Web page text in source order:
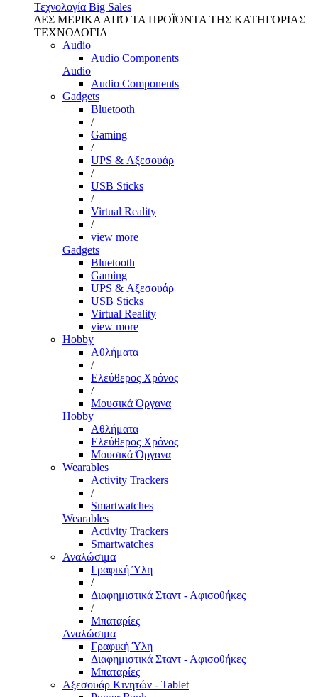
Τεχνολογία Big Sales
ΔΕΣ ΜΕΡΙΚΑ ΑΠΌ ΤΑ ΠΡΟΪΌΝΤΑ ΤΗΣ ΚΑΤΗΓΟΡΙΑΣ
ΤΕΧΝΟΛΟΓΙΑ
Audio
Audio Components
Audio
Audio Components
Gadgets
Bluetooth
/
Gaming
/
UPS & Αξεσουάρ
/
USB Sticks
/
Virtual Reality
/
view more
Gadgets
Bluetooth
Gaming
UPS & Αξεσουάρ
USB Sticks
Virtual Reality
view more
Hobby
Αθλήματα
/
Ελεύθερος Χρόνος
/
Μουσικά Όργανα
Hobby
Αθλήματα
Ελεύθερος Χρόνος
Μουσικά Όργανα
Wearables
Activity Trackers
/
Smartwatches
Wearables
Activity Trackers
Smartwatches
Αναλώσιμα
Γραφική Ύλη
/
Διαφημιστικά Σταντ - Αφισοθήκες
/
Μπαταρίες
Αναλώσιμα
Γραφική Ύλη
Διαφημιστικά Σταντ - Αφισοθήκες
Μπαταρίες
Αξεσουάρ Κινητών - Tablet